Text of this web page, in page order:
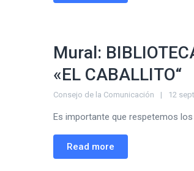
Mural:
«EL CABALLITO“
Consejo de la Comunicación 12
Es importante que respetemos
Read more